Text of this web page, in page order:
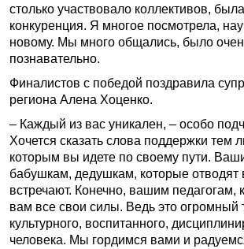
столько участвовало коллективов,
конкуренция. Я многое посмотрела,
новому. Мы много общались, было
познавательно.
Финалистов с победой поздравила
региона Алена Хоценко.
– Каждый из вас уникален, – особо
Хочется сказать слова поддержки тем
которым вы идете по своему пути.
бабушкам, дедушкам, которые отводят
встречают. Конечно, вашим педагогам,
вам все свои силы. Ведь это огромный
культурного, воспитанного,
человека. Мы гордимся вами и